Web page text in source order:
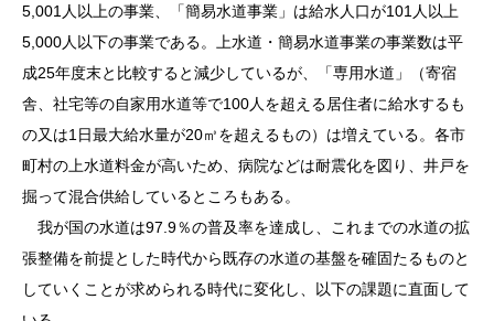
5,001人以上の事業、「簡易水道事業」は給水人口が101人以上
5,000人以下の事業である。上水道・簡易水道事業の事業数は平
成25年度末と比較すると減少しているが、「専用水道」（寄宿
舎、社宅等の自家用水道等で100人を超える居住者に給水するも
の又は1日最大給水量が20㎥を超えるもの）は増えている。各市
町村の上水道料金が高いため、病院などは耐震化を図り、井戸を
掘って混合供給しているところもある。
我が国の水道は97.9％の普及率を達成し、これまでの水道の拡
張整備を前提とした時代から既存の水道の基盤を確固たるものと
していくことが求められる時代に変化し、以下の課題に直面して